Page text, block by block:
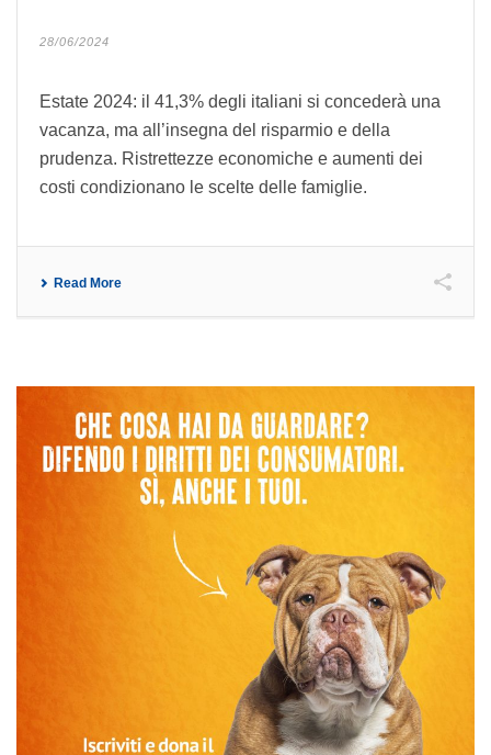
28/06/2024
Estate 2024: il 41,3% degli italiani si concederà una
vacanza, ma all’insegna del risparmio e della
prudenza. Ristrettezze economiche e aumenti dei
costi condizionano le scelte delle famiglie.
Read More